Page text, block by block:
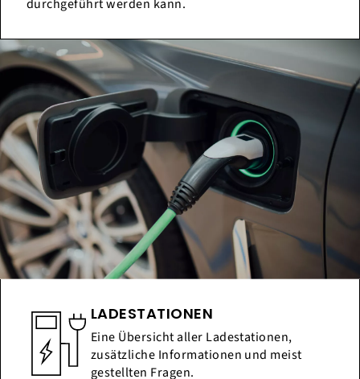
durchgeführt werden kann.
LADESTATIONEN
Eine Übersicht aller Ladestationen,
zusätzliche Informationen und meist
gestellten Fragen.